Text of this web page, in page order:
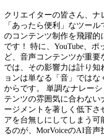
クリエイターの皆さん、
「あったら便利」なツー
のコンテンツ制作を飛躍
です！ 特に、YouTube、
ど、音声コンテンツが重
では、その影響力は計り
ョンは単なる「音」では
からです。 単調なナレー
テンツの雰囲気に合わな
ージメントを著しく低下
アを台無しにしてしまう
るのが、MorVoiceのAI音声